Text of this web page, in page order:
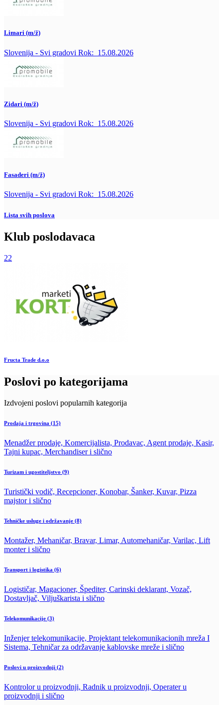
Limari (m/ž)
Slovenija - Svi gradovi Rok: 15.08.2026
Zidari (m/ž)
Slovenija - Svi gradovi Rok: 15.08.2026
Fasaderi (m/ž)
Slovenija - Svi gradovi Rok: 15.08.2026
Lista svih poslova
Klub poslodavaca
22
Fructa Trade d.o.o
Poslovi po kategorijama
Izdvojeni poslovi popularnih kategorija
Prodaja i trgovina (15)
Menadžer prodaje, Komercijalista, Prodavac, Agent prodaje, Kasir,
Tajni kupac, Merchandiser i slično
Turizam i ugostiteljstvo (9)
Turistički vodič, Recepcioner, Konobar, Šanker, Kuvar, Pizza
majstor i slično
Tehničke usluge i održavanje (8)
Montažer, Mehaničar, Bravar, Limar, Automehaničar, Varilac, Lift
monter i slično
Transport i logistika (6)
Logističar, Magacioner, Špediter, Carinski deklarant, Vozač,
Dostavljač, Viljuškarista i slično
Telekomunikacije (3)
Inženjer telekomunikacije, Projektant telekomunikacionih mreža I
Sistema, Tehničar za održavanje kablovske mreže i slično
Poslovi u proizvodnji (2)
Kontrolor u proizvodnji, Radnik u proizvodnji, Operater u
proizvodnji i slično